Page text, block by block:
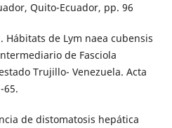
Quito-Ecuador, pp. 96
Hábitats de Lym naea cubensis
de Fasciola
Trujillo- Venezuela. Acta
65.
de distomatosis hepática